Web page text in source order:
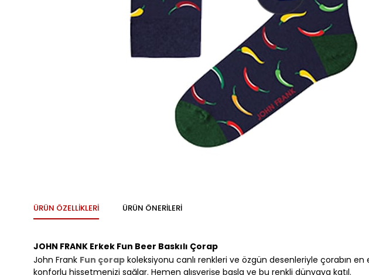
ÜRÜN ÖZELLIKLERI ÜRÜN ÖNERILERI
JOHN FRANK Erkek Fun Beer Baskılı Çorap
John Frank Fun çorap koleksiyonu canlı renkleri ve özgün desenleriyle çorabın
konforlu hissetmenizi sağlar. Hemen alışverişe başla ve bu renkli dünyaya katıl.